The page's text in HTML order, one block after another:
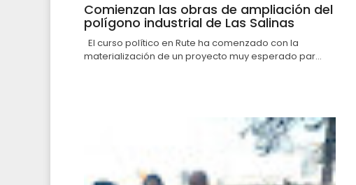
Comienzan las obras de ampliación del
polígono industrial de Las Salinas
El curso político en Rute ha comenzado con la
materialización de un proyecto muy esperado par...